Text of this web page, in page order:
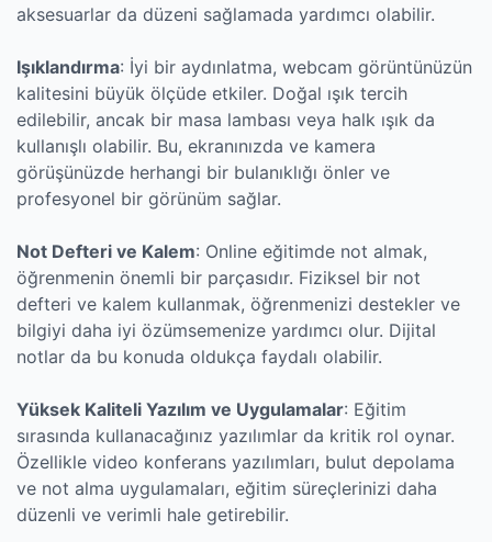
aksesuarlar da düzeni sağlamada yardımcı olabilir.
Işıklandırma: İyi bir aydınlatma, webcam görüntünüzün
kalitesini büyük ölçüde etkiler. Doğal ışık tercih
edilebilir, ancak bir masa lambası veya halk ışık da
kullanışlı olabilir. Bu, ekranınızda ve kamera
görüşünüzde herhangi bir bulanıklığı önler ve
profesyonel bir görünüm sağlar.
Not Defteri ve Kalem: Online eğitimde not almak,
öğrenmenin önemli bir parçasıdır. Fiziksel bir not
defteri ve kalem kullanmak, öğrenmenizi destekler ve
bilgiyi daha iyi özümsemenize yardımcı olur. Dijital
notlar da bu konuda oldukça faydalı olabilir.
Yüksek Kaliteli Yazılım ve Uygulamalar: Eğitim
sırasında kullanacağınız yazılımlar da kritik rol oynar.
Özellikle video konferans yazılımları, bulut depolama
ve not alma uygulamaları, eğitim süreçlerinizi daha
düzenli ve verimli hale getirebilir.